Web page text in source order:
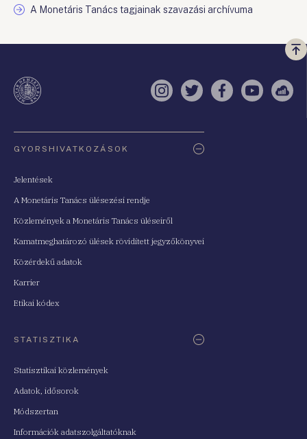
A Monetáris Tanács tagjainak szavazási archívuma
a
Instagram
TwitterFacebook
YouTube
GYORSHIVATKOZÁSOK
Jelentések
A Monetáris Tanács ülésezési rendje
Közlemények a Monetáris Tanács üléseiről
Kamatmeghatározó ülések rövidített jegyzőkönyvei
Közérdekű adatok
Karrier
Etikai kódex
STATISZTIKA
Statisztikai közlemények
Adatok, idősorok
Módszertan
Információk adatszolgáltatóknak